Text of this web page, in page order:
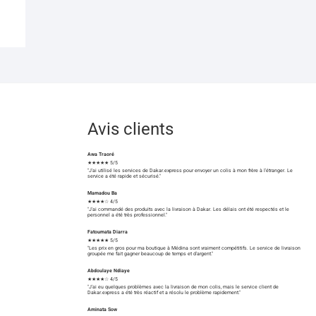
Avis clients
Awa Traoré
★★★★★ 5/5
"J'ai utilisé les services de Dakar.express pour envoyer un colis à mon frère à l'étranger. Le
service a été rapide et sécurisé."
Mamadou Ba
★★★★☆ 4/5
"J'ai commandé des produits avec la livraison à Dakar. Les délais ont été respectés et le
personnel a été très professionnel."
Fatoumata Diarra
★★★★★ 5/5
"Les prix en gros pour ma boutique à Médina sont vraiment compétitifs. Le service de livraison
groupée me fait gagner beaucoup de temps et d'argent."
Abdoulaye Ndiaye
★★★★☆ 4/5
"J'ai eu quelques problèmes avec la livraison de mon colis, mais le service client de
Dakar.express a été très réactif et a résolu le problème rapidement."
Aminata Sow